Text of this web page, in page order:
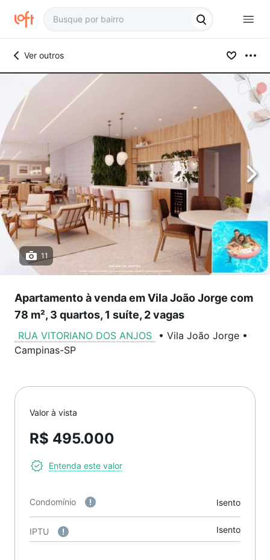
Ver outros
11
Apartamento à venda em Vila João Jorge com
78 m², 3 quartos, 1 suíte, 2 vagas
RUA VITORIANO DOS ANJOS • Vila João Jorge •
Campinas-SP
Valor à vista
R$ 495.000
Entenda este valor
Condomínio Isento
IPTU Isento